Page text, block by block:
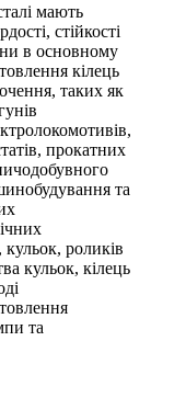
мають
стійкості
в основному
кілець
таких як
прокатних
та
роликів
кульок, кілець
та